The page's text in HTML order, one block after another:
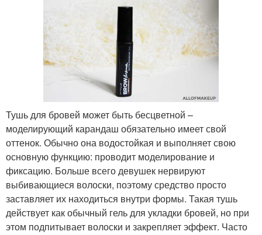
Тушь для бровей может быть бесцветной –
моделирующий карандаш обязательно имеет свой
оттенок. Обычно она водостойкая и выполняет свою
основную функцию: проводит моделирование и
фиксацию. Больше всего девушек нервируют
выбивающиеся волоски, поэтому средство просто
заставляет их находиться внутри формы. Такая тушь
действует как обычный гель для укладки бровей, но при
этом подпитывает волоски и закрепляет эффект. Часто